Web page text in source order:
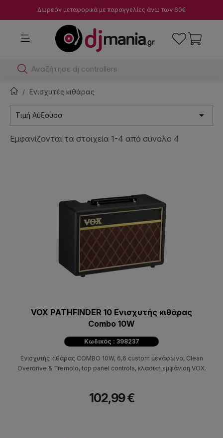
Δωρεάν μεταφορικά με παραγγελίες άνω των 60€
Αν
Ενισχυτές κιθάρας
Τιμή Αύξουσα 
Εμφανίζονται τα στοιχεία 1-4 από σύνολο 4
VOX PATHFINDER 10 Ενισχυτής κιθάρας
Combo 10W
Κωδικός : 398237
Ενισχυτής κιθάρας COMBO 10W, 6,6 custom μεγάφωνo, Clean
Overdrive & Tremolo, top panel controls, κλασική εμφάνιση VOX.
102,99 €